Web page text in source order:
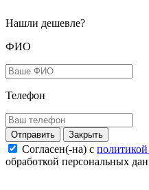
Нашли дешевле?
ФИО
Телефон
Закрыть
Согласен(-на) c
обработкой персональных